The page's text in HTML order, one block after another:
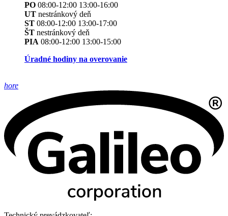
PO 08:00-12:00 13:00-16:00
UT nestránkový deň
ST 08:00-12:00 13:00-17:00
ŠT nestránkový deň
PIA 08:00-12:00 13:00-15:00
Úradné hodiny na overovanie
hore